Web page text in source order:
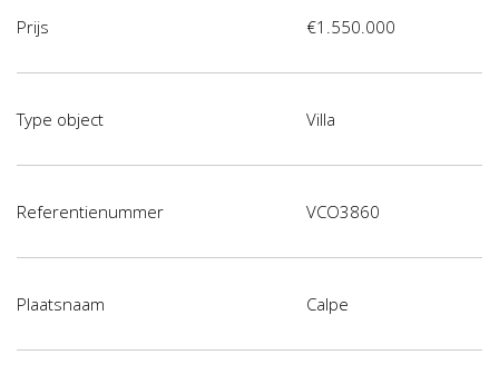
Prijs €1.550.000
Type object Villa
Referentienummer VCO3860
Plaatsnaam Calpe